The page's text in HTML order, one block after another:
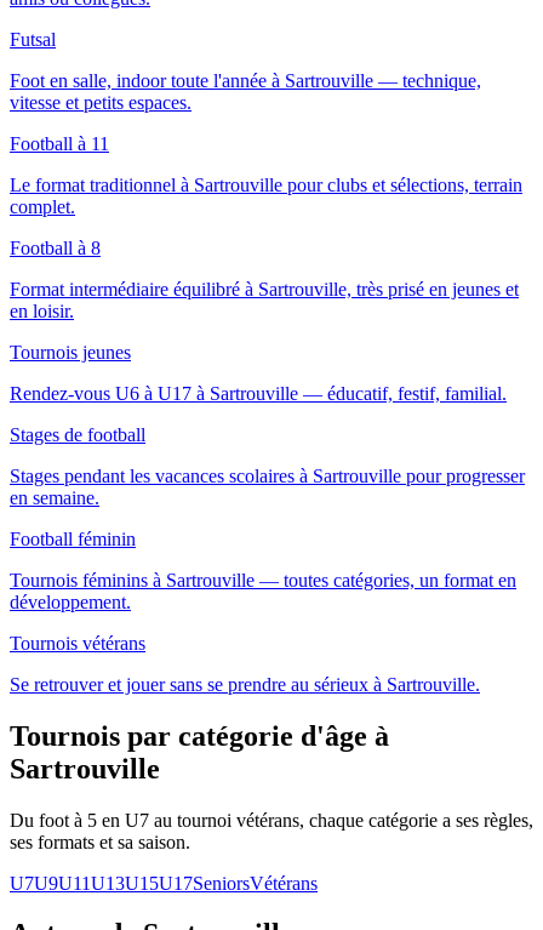
Futsal
Foot en salle, indoor toute l'année à Sartrouville — technique,
vitesse et petits espaces.
Football à 11
Le format traditionnel à Sartrouville pour clubs et sélections, terrain
complet.
Football à 8
Format intermédiaire équilibré à Sartrouville, très prisé en jeunes et
en loisir.
Tournois jeunes
Rendez-vous U6 à U17 à Sartrouville — éducatif, festif, familial.
Stages de football
Stages pendant les vacances scolaires à Sartrouville pour progresser
en semaine.
Football féminin
Tournois féminins à Sartrouville — toutes catégories, un format en
développement.
Tournois vétérans
Se retrouver et jouer sans se prendre au sérieux à Sartrouville.
Tournois par catégorie d'âge à
Sartrouville
Du foot à 5 en U7 au tournoi vétérans, chaque catégorie a ses règles,
ses formats et sa saison.
U7U9U11U13U15U17SeniorsVétérans